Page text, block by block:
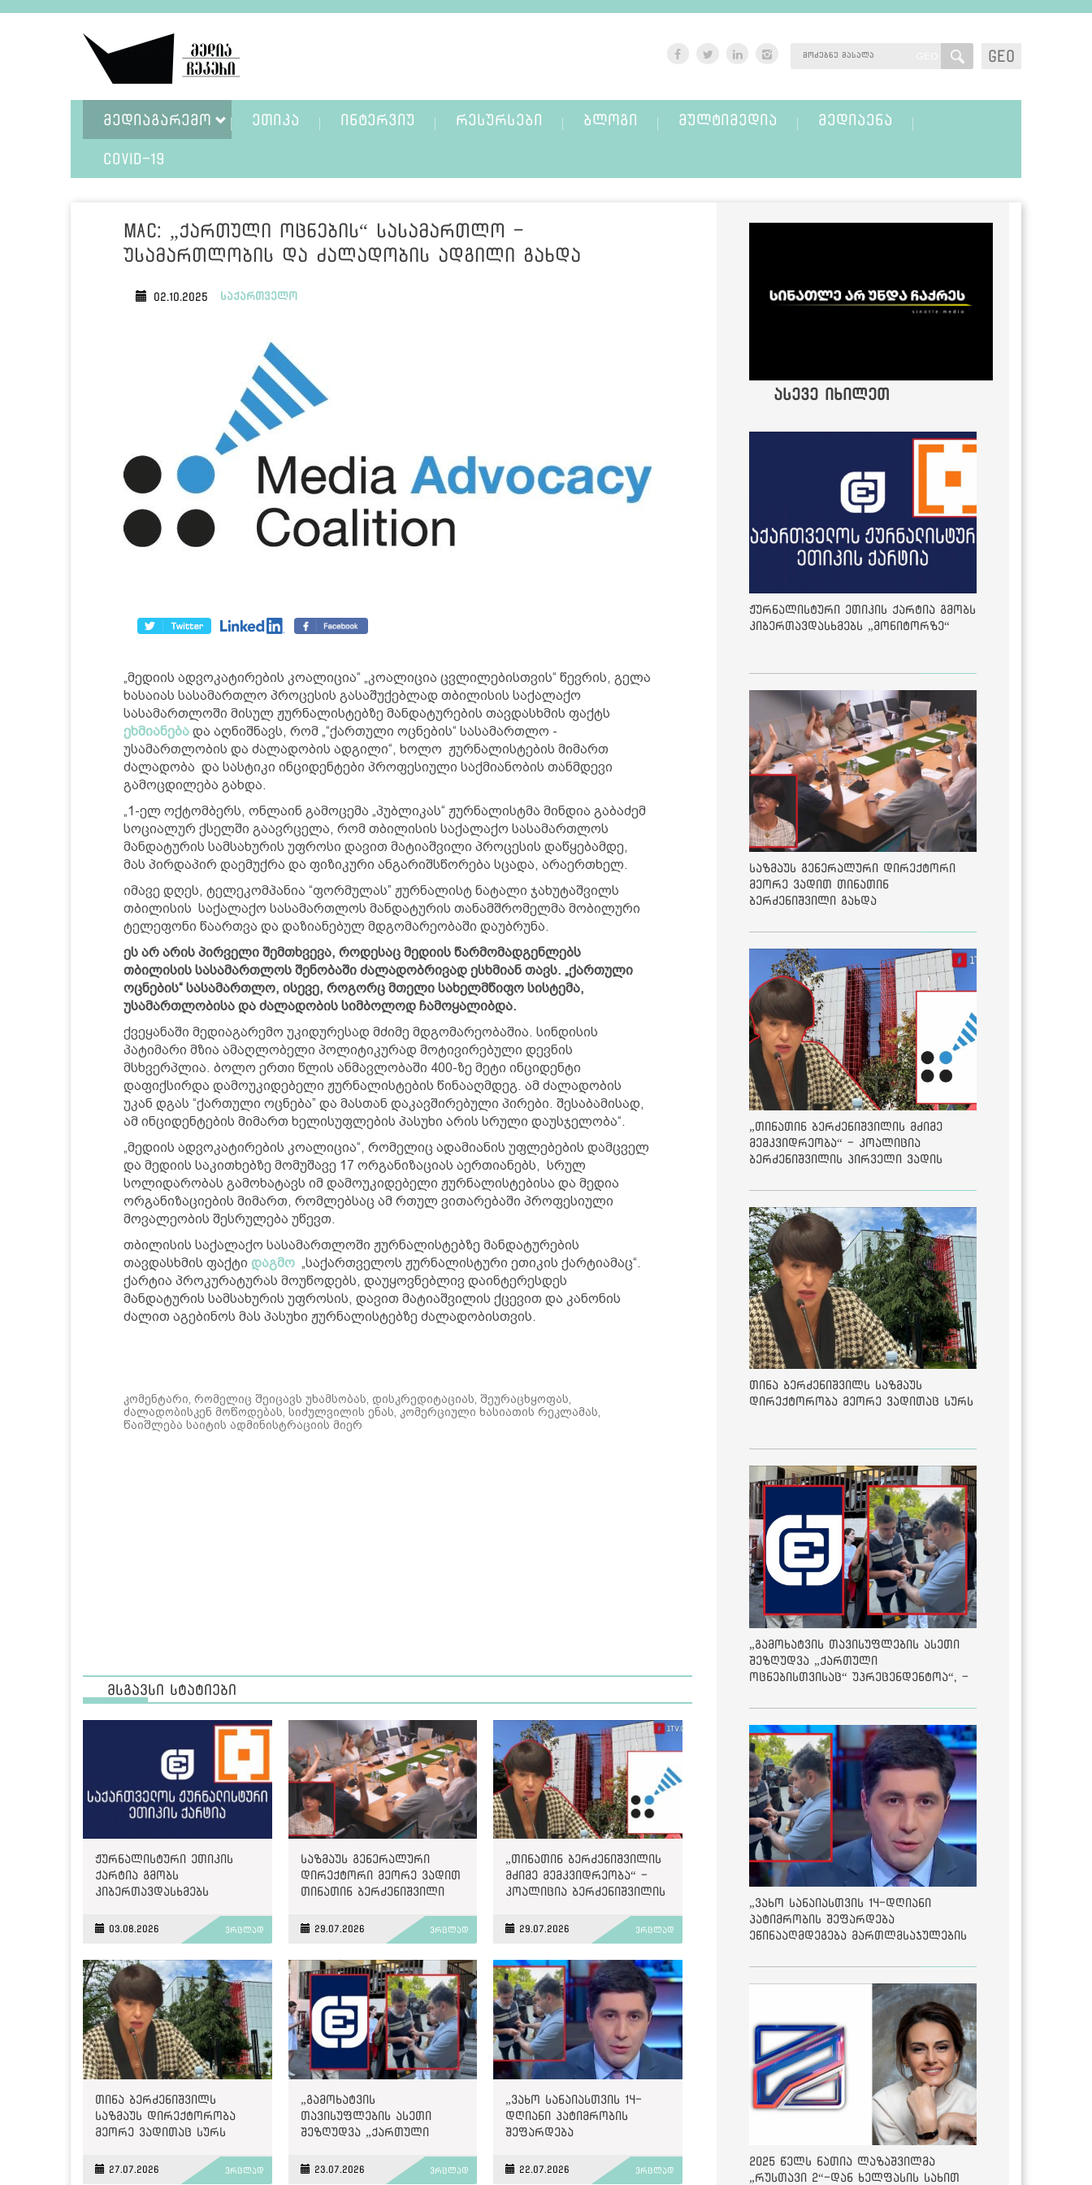
GEO
ᲛᲔᲓᲘᲐᲒᲐᲠᲔᲛᲝ ᲔᲗᲘᲙᲐ ᲘᲜᲢᲔᲠᲕᲘᲣ ᲠᲔᲡᲣᲠᲡᲔᲑᲘ ᲑᲚᲝᲒᲘ ᲛᲣᲚᲢᲘᲛᲔᲓᲘᲐ ᲛᲔᲓᲘᲐᲔᲜᲐ
COVID-19
MAC: „ქართული ოცნების“ სასამართლო -
უსამართლობის და ძალადობის ადგილი გახდა
02.10.2025 საქართველო
„მედიის ადვოკატირების კოალიცია“ „კოალიცია ცვლილებისთვის“ წევრის, გელა
ხასაიას სასამართლო პროცესის გასაშუქებლად თბილისის საქალაქო
სასამართლოში მისულ ჟურნალისტებზე მანდატურების თავდასხმის ფაქტს
ეხმიანება და აღნიშნავს, რომ „“ქართული ოცნების“ სასამართლო -
უსამართლობის და ძალადობის ადგილი“, ხოლო ჟურნალისტების მიმართ
ძალადობა და სასტიკი ინციდენტები პროფესიული საქმიანობის თანმდევი
გამოცდილება გახდა.
„1-ელ ოქტომბერს, ონლაინ გამოცემა „პუბლიკას“ ჟურნალისტმა მინდია გაბაძემ
სოციალურ ქსელში გაავრცელა, რომ თბილისის საქალაქო სასამართლოს
მანდატურის სამსახურის უფროსი დავით მატიაშვილი პროცესის დაწყებამდე,
მას პირდაპირ დაემუქრა და ფიზიკური ანგარიშსწორება სცადა, არაერთხელ.
იმავე დღეს, ტელეკომპანია “ფორმულას” ჟურნალისტ ნატალი ჯახუტაშვილს
თბილისის საქალაქო სასამართლოს მანდატურის თანამშრომელმა მობილური
ტელეფონი წაართვა და დაზიანებულ მდგომარეობაში დაუბრუნა.
ეს არ არის პირველი შემთხვევა, როდესაც მედიის წარმომადგენლებს
თბილისის სასამართლოს შენობაში ძალადობრივად ესხმიან თავს. „ქართული
ოცნების“ სასამართლო, ისევე, როგორც მთელი სახელმწიფო სისტემა,
უსამართლობისა და ძალადობის სიმბოლოდ ჩამოყალიბდა.
ქვეყანაში მედიაგარემო უკიდურესად მძიმე მდგომარეობაშია. სინდისის
პატიმარი მზია ამაღლობელი პოლიტიკურად მოტივირებული დევნის
მსხვერპლია. ბოლო ერთი წლის ანმავლობაში 400-ზე მეტი ინციდენტი
დაფიქსირდა დამოუკიდებელი ჟურნალისტების წინააღმდეგ. ამ ძალადობის
უკან დგას “ქართული ოცნება” და მასთან დაკავშირებული პირები. შესაბამისად,
ამ ინციდენტების მიმართ ხელისუფლების პასუხი არის სრული დაუსჯელობა“.
„მედიის ადვოკატირების კოალიცია“, რომელიც ადამიანის უფლებების დამცველ
და მედიის საკითხებზე მომუშავე 17 ორგანიზაციას აერთიანებს, სრულ
სოლიდარობას გამოხატავს იმ დამოუკიდებელი ჟურნალისტებისა და მედია
ორგანიზაციების მიმართ, რომლებსაც ამ რთულ ვითარებაში პროფესიული
მოვალეობის შესრულება უწევთ.
თბილისის საქალაქო სასამართლოში ჟურნალისტებზე მანდატურების
თავდასხმის ფაქტი დაგმო „საქართველოს ჟურნალისტური ეთიკის ქარტიამაც“.
ქარტია პროკურატურას მოუწოდებს, დაუყოვნებლივ დაინტერესდეს
მანდატურის სამსახურის უფროსის, დავით მატიაშვილის ქცევით და კანონის
ძალით აგებინოს მას პასუხი ჟურნალისტებზე ძალადობისთვის.
კომენტარი, რომელიც შეიცავს უხამსობას, დისკრედიტაციას, შეურაცხყოფას,
ძალადობისკენ მოწოდებას, სიძულვილის ენას, კომერციული ხასიათის რეკლამას,
წაიშლება საიტის ადმინისტრაციის მიერ
მსგავსი სტატიები
ჟურნალისტური ეთიკის
ქარტია გმობს
კიბერთავდასხმებს
03.08.2026 ვრცლად
საზმაუს გენერალური
დირექტორი მეორე ვადით
თინათინ ბერძენიშვილი
29.07.2026 ვრცლად
„თინათინ ბერძენიშვილის
მძიმე მემკვიდრეობა“ -
კოალიცია ბერძენიშვილის
29.07.2026 ვრცლად
თინა ბერძენიშვილს
საზმაუს დირექტორობა
მეორე ვადითაც სურს
27.07.2026 ვრცლად
„გამოხატვის
თავისუფლების ასეთი
შეზღუდვა „ქართული
უპრეცენდენტოა“, - ქარტია
23.07.2026 ვრცლად
„ვახო სანაიასთვის 14-
დღიანი პატიმრობის
შეფარდება
მართლმსაჯულების
საბაზისო პრინციპებს“ -
22.07.2026 ვრცლად
ასევე იხილეთ
ჟურნალისტური ეთიკის ქარტია გმობს
კიბერთავდასხმებს „მონიტორზე“
საზმაუს გენერალური დირექტორი
მეორე ვადით თინათინ
ბერძენიშვილი გახდა
„თინათინ ბერძენიშვილის მძიმე
მემკვიდრეობა“ - კოალიცია
ბერძენიშვილის პირველი ვადის
თინა ბერძენიშვილს საზმაუს
დირექტორობა მეორე ვადითაც სურს
„გამოხატვის თავისუფლების ასეთი
შეზღუდვა „ქართული
ოცნებისთვისაც“ უპრეცენდენტოა“, -
„ვახო სანაიასთვის 14-დღიანი
პატიმრობის შეფარდება
ეწინააღმდეგება მართლმსაჯულების
2025 წელს ნათია ლაზაშვილმა
„რუსთავი 2“-დან ხელფასის სახით